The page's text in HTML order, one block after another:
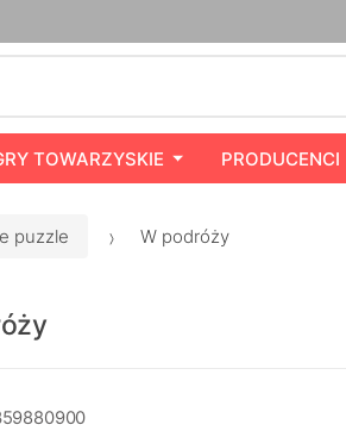
TOWARZYSKIE PRODUCENCI
puzzle W podróży